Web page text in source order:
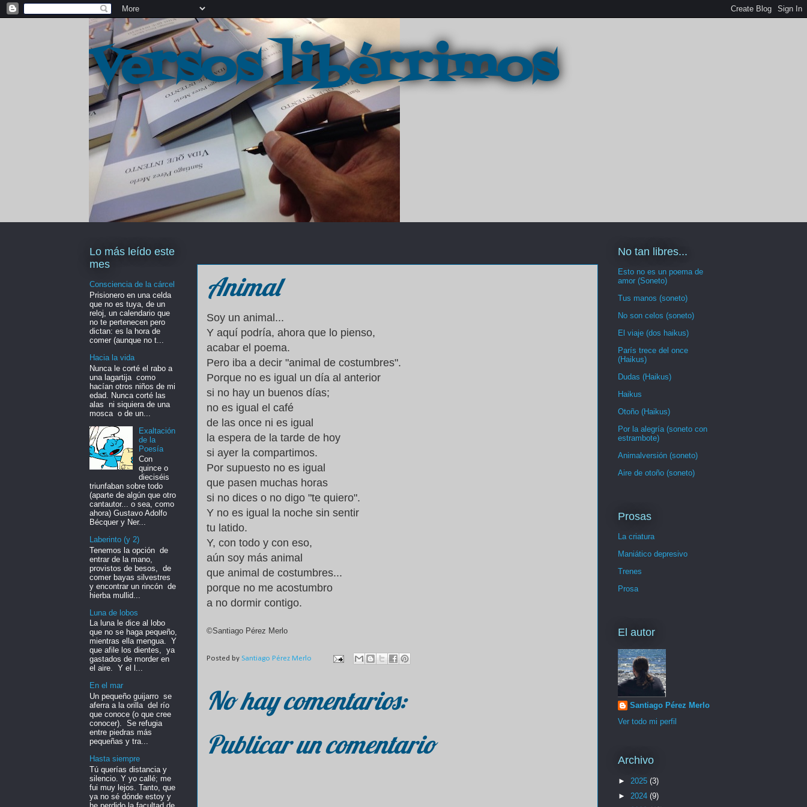
Versos libérrimos
Animal
Soy un animal...
Y aquí podría, ahora que lo pienso,
acabar el poema.
Pero iba a decir "animal de costumbres".
Porque no es igual un día al anterior
si no hay un buenos días;
no es igual el café
de las once ni es igual
la espera de la tarde de hoy
si ayer la compartimos.
Por supuesto no es igual
que pasen muchas horas
si no dices o no digo "te quiero".
Y no es igual la noche sin sentir
tu latido.
Y, con todo y con eso,
aún soy más animal
que animal de costumbres...
porque no me acostumbro
a no dormir contigo.
©Santiago Pérez Merlo
Posted by Santiago Pérez Merlo
No hay comentarios:
Publicar un comentario
Lo más leído este
mes
Consciencia de la cárcel
Prisionero en una celda
que no es tuya, de un
reloj, un calendario que
no te pertenecen pero
dictan: es la hora de
comer (aunque no t...
Hacia la vida
Nunca le corté el rabo a
una lagartija como
hacían otros niños de mi
edad. Nunca corté las
alas ni siquiera de una
mosca o de un...
Exaltación
de la
Poesía
Con
quince o
dieciséis
triunfaban sobre todo
(aparte de algún que otro
cantautor... o sea, como
ahora) Gustavo Adolfo
Bécquer y Ner...
Laberinto (y 2)
Tenemos la opción de
entrar de la mano,
provistos de besos, de
comer bayas silvestres
y encontrar un rincón de
hierba mullid...
Luna de lobos
La luna le dice al lobo
que no se haga pequeño,
mientras ella mengua. Y
que afile los dientes, ya
gastados de morder en
el aire. Y el l...
En el mar
Un pequeño guijarro se
aferra a la orilla del río
que conoce (o que cree
conocer). Se refugia
entre piedras más
pequeñas y tra...
Hasta siempre
Tú querías distancia y
silencio. Y yo callé; me
fui muy lejos. Tanto, que
ya no sé dónde estoy y
No tan libres...
Esto no es un poema de
amor (Soneto)
Tus manos (soneto)
No son celos (soneto)
El viaje (dos haikus)
París trece del once
(Haikus)
Dudas (Haikus)
Haikus
Otoño (Haikus)
Por la alegría (soneto con
estrambote)
Animalversión (soneto)
Aire de otoño (soneto)
Prosas
La criatura
Maniático depresivo
Trenes
Prosa
El autor
Santiago Pérez Merlo
Ver todo mi perfil
Archivo
► 2025 (3)
► 2024 (9)